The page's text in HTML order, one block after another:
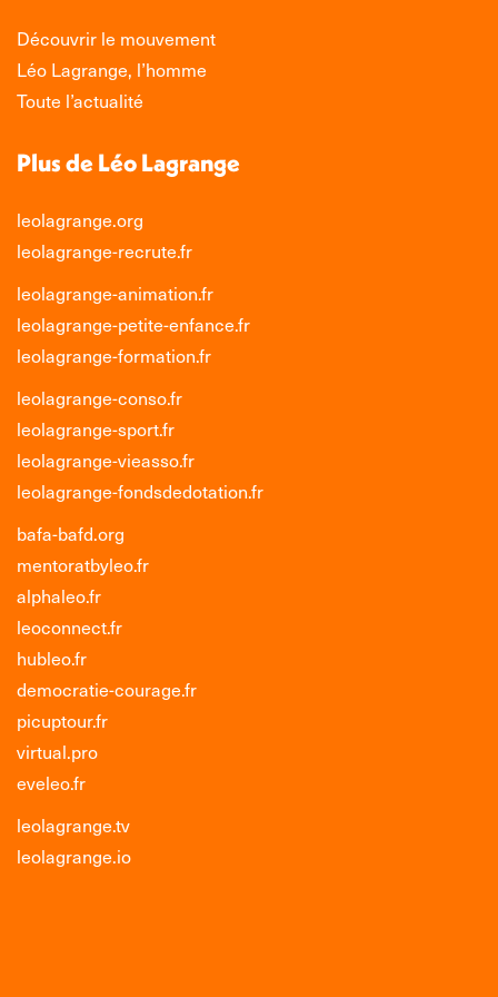
Découvrir le mouvement
Léo Lagrange, l’homme
Toute l’actualité
Plus de Léo Lagrange
leolagrange.org
leolagrange-recrute.fr
leolagrange-animation.fr
leolagrange-petite-enfance.fr
leolagrange-formation.fr
leolagrange-conso.fr
leolagrange-sport.fr
leolagrange-vieasso.fr
leolagrange-fondsdedotation.fr
bafa-bafd.org
mentoratbyleo.fr
alphaleo.fr
leoconnect.fr
hubleo.fr
democratie-courage.fr
picuptour.fr
virtual.pro
eveleo.fr
leolagrange.tv
leolagrange.io